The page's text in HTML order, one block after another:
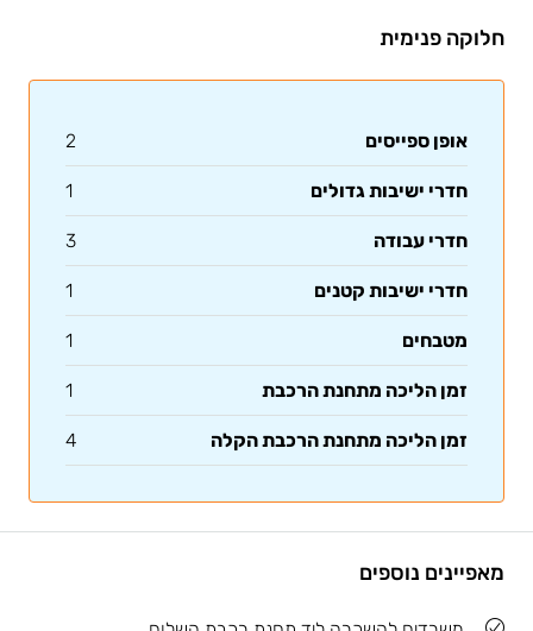
חלוקה פנימית
אופן ספייסים 2
חדרי ישיבות גדולים 1
חדרי עבודה 3
חדרי ישיבות קטנים 1
מטבחים 1
זמן הליכה מתחנת הרכבת 1
זמן הליכה מתחנת הרכבת הקלה 4
מאפיינים נוספים